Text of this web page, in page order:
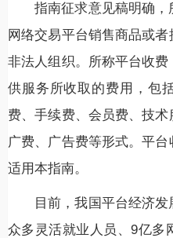
指南征求意见稿明确
网络交易平台销售商品或
非法人组织。所称平台收
供服务所收取的费用，包
费、手续费、会员费、技
广费、广告费等形式。平
适用本指南。
目前，我国平台经济发
众多灵活就业人员、9亿多